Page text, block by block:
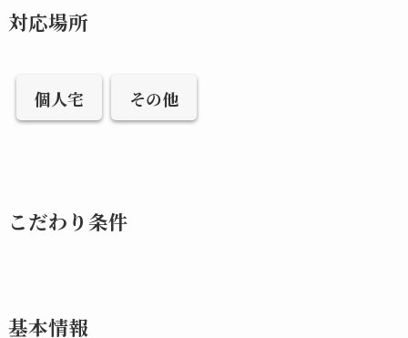
対応場所
個人宅 その他
こだわり条件
基本情報